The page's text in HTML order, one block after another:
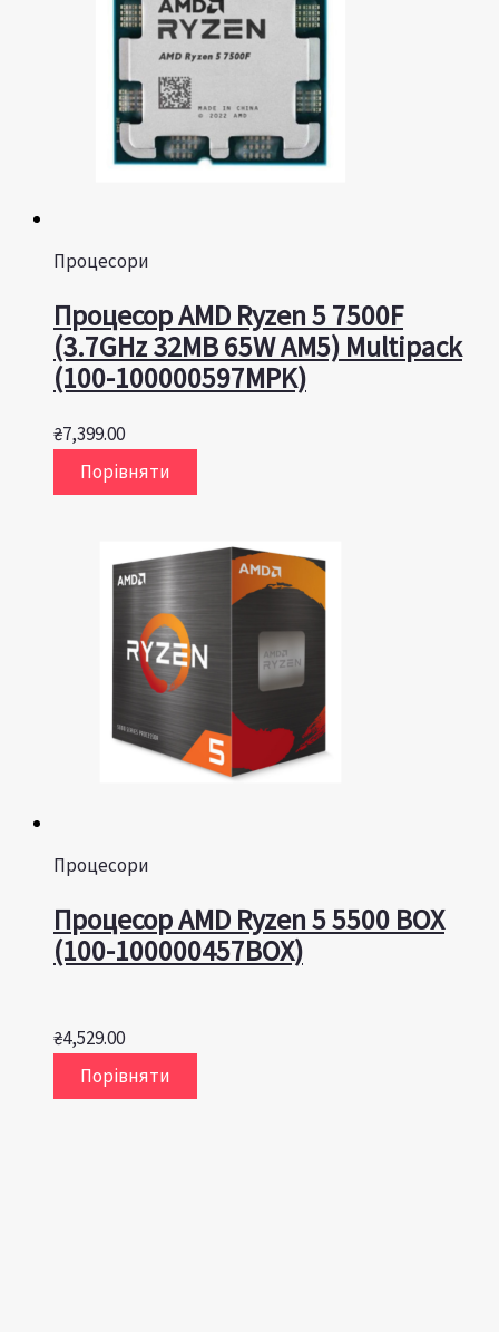
Процесори
Процесор AMD Ryzen 5 7500F
(3.7GHz 32MB 65W AM5) Multipack
(100-100000597MPK)
₴7,399.00
Порівняти
Процесори
Процесор AMD Ryzen 5 5500 BOX
(100-100000457BOX)
₴4,529.00
Порівняти